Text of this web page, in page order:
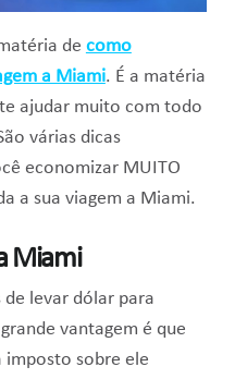
de como
a Miami. É a matéria
ajudar muito com todo
várias dicas
economizar MUITO
a sua viagem a Miami.
Miami
de levar dólar para
vantagem é que
imposto sobre ele